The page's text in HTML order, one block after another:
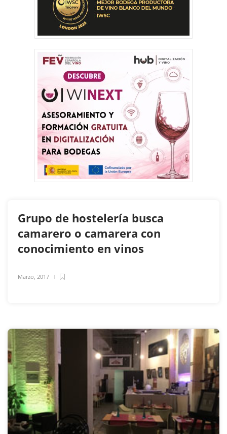
Grupo de hostelería busca
camarero o camarera con
conocimiento en vinos
Marzo, 2017